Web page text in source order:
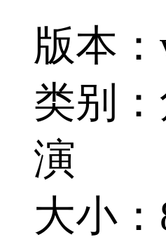
版本
类别
演
大小：